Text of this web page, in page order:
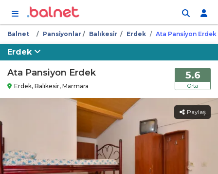
Balnet Pansi̇yonlar Balıkesi̇r Erdek Ata Pansi̇yon Erdek
Erdek
Ata Pansiyon Erdek
Erdek, Balıkesir, Marmara
5.6
Orta
Paylaş